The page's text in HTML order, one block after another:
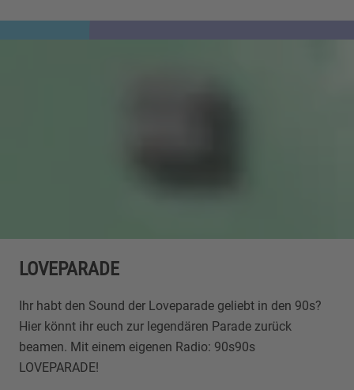
LOVEPARADE
Ihr habt den Sound der Loveparade geliebt in den 90s?
Hier könnt ihr euch zur legendären Parade zurück
beamen. Mit einem eigenen Radio: 90s90s
LOVEPARADE!